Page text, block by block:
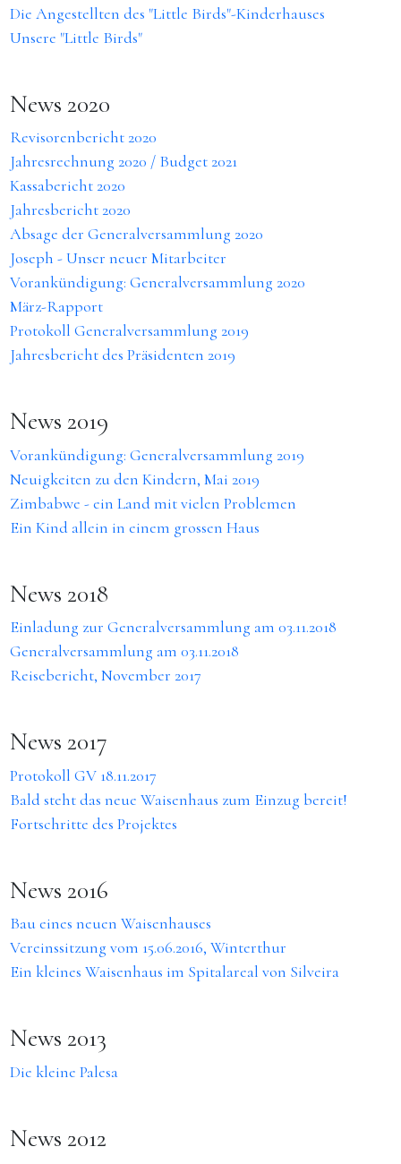
Die Angestellten des "Little Birds"-Kinderhauses
Unsere "Little Birds"
News 2020
Revisorenbericht 2020
Jahresrechnung 2020 / Budget 2021
Kassabericht 2020
Jahresbericht 2020
Absage der Generalversammlung 2020
Joseph - Unser neuer Mitarbeiter
Vorankündigung: Generalversammlung 2020
März-Rapport
Protokoll Generalversammlung 2019
Jahresbericht des Präsidenten 2019
News 2019
Vorankündigung: Generalversammlung 2019
Neuigkeiten zu den Kindern, Mai 2019
Zimbabwe - ein Land mit vielen Problemen
Ein Kind allein in einem grossen Haus
News 2018
Einladung zur Generalversammlung am 03.11.2018
Generalversammlung am 03.11.2018
Reisebericht, November 2017
News 2017
Protokoll GV 18.11.2017
Bald steht das neue Waisenhaus zum Einzug bereit!
Fortschritte des Projektes
News 2016
Bau eines neuen Waisenhauses
Vereinssitzung vom 15.06.2016, Winterthur
Ein kleines Waisenhaus im Spitalareal von Silveira
News 2013
Die kleine Palesa
News 2012